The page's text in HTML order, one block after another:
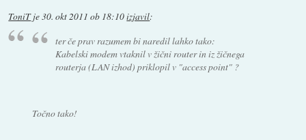
ToniTje30. okt 2011 ob 18:10izjavil:
ter če prav razumem bi naredil lahko tako:
Kabelski modem vtaknil v žični router in iz žičnega
routerja (LAN izhod) priklopil v "access point" ?
Točno tako!